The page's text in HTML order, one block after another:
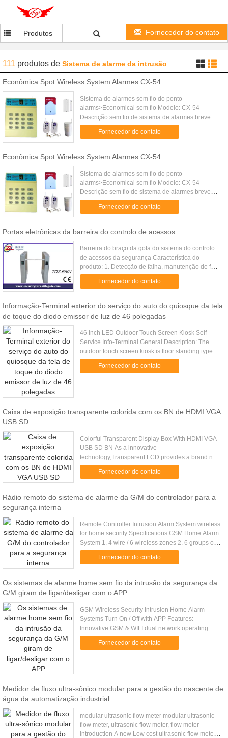
Produtos Fornecedor do contato
111 produtos de Sistema de alarme da intrusão
Econômica Spot Wireless System Alarmes CX-54
Sistema de alarmes sem fio do ponto
alarms>Economical sem fio Modelo: CX-54
Descrição sem fio de sistema de alarmes breve
CX-54> do ponto econômico alarme 1.Spot o
painel do teclado 2.Separate, aparência ...
Fornecedor do contato
Econômica Spot Wireless System Alarmes CX-54
Sistema de alarmes sem fio do ponto
alarms>Economical sem fio Modelo: CX-54
Descrição sem fio de sistema de alarmes breve
CX-54> do ponto econômico alarme 1.Spot o
painel do teclado 2.Separate, aparência ...
Fornecedor do contato
Portas eletrônicas da barreira do controlo de acessos
Barreira do braço da gota do sistema do controlo
de acessos da segurança Característica do
produto: 1. Detecção de falha, manutenção de fácil
utilização e uso 2. O botão pequeno int o controler,
pode ser ...Fornecedor do contato
Informação-Terminal exterior do serviço do auto do quiosque da tela
de toque do diodo emissor de luz de 46 polegadas
46 Inch LED Outdoor Touch Screen Kiosk Self
Service Info-Terminal General Description: The
outdoor touch screen kiosk is floor standing type,
fitted with sunlight readable LCD screen, all
weather proof, high .....
Fornecedor do contato
Caixa de exposição transparente colorida com os BN de HDMI VGA
USB SD
Colorful Transparent Display Box With HDMI VGA
USB SD BN As a innovative
technology,Transparent LCD provides a brand new
idea on displays. The combination on digital
image/video with actual turns into a perfect ...
Fornecedor do contato
Rádio remoto do sistema de alarme da G/M do controlador para a
segurança interna
Remote Controller Intrusion Alarm System wireless
for home security Specifications GSM Home Alarm
System 1. 4 wire / 6 wireless zones 2. 6 groups of
voice telephone No. 3 groups of telephone No. to
send SMS 3.1 ...
Fornecedor do contato
Os sistemas de alarme home sem fio da intrusão da segurança da
G/M giram de ligar/desligar com o APP
GSM Wireless Security Intrusion Home Alarm
Systems Turn On / Off with APP Features:
Innovative GSM & WIFI dual network operating
platform. On WIFI network, the alarm system will
work without any fee. If no WIFI...
Fornecedor do contato
Medidor de fluxo ultra-sônico modular para a gestão do nascente de
água da automatização industrial
modular ultrasonic flow meter modular ultrasonic
flow meter, ultrasonic flow meter, flow meter
Introduction A new Low cost ultrasonic flow meter